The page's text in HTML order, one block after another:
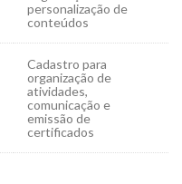
personalização de
conteúdos
Cadastro para
organização de
atividades,
comunicação e
emissão de
certificados